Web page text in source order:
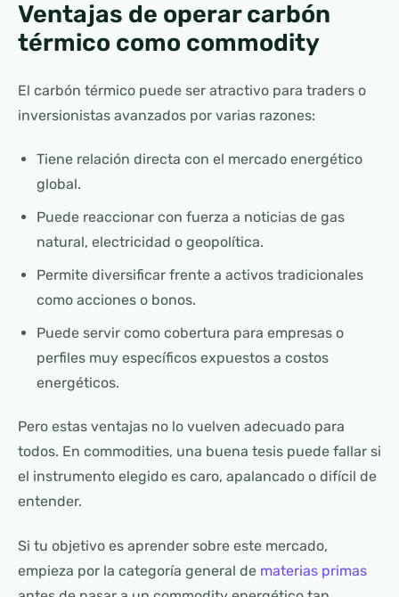
Ventajas de operar carbón
térmico como commodity
El carbón térmico puede ser atractivo para traders o
inversionistas avanzados por varias razones:
Tiene relación directa con el mercado energético
global.
Puede reaccionar con fuerza a noticias de gas
natural, electricidad o geopolítica.
Permite diversificar frente a activos tradicionales
como acciones o bonos.
Puede servir como cobertura para empresas o
perfiles muy específicos expuestos a costos
energéticos.
Pero estas ventajas no lo vuelven adecuado para
todos. En commodities, una buena tesis puede fallar si
el instrumento elegido es caro, apalancado o difícil de
entender.
Si tu objetivo es aprender sobre este mercado,
empieza por la categoría general de materias primas